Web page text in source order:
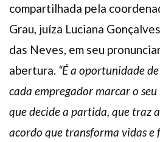
compartilhada pela
Grau, juíza Luciana
das Neves, em seu
abertura. “É a oportunidade
cada empregador marcar o
que decide a partida, que traz
acordo que transforma vidas e